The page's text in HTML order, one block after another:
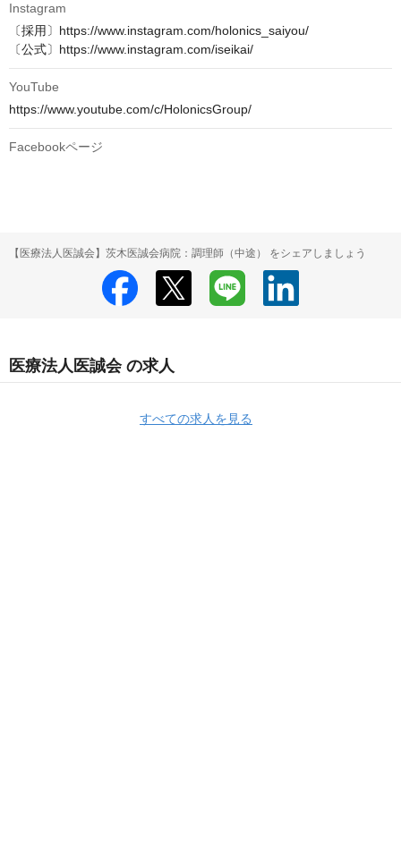
Instagram
〔採用〕https://www.instagram.com/holonics_saiyou/
〔公式〕https://www.instagram.com/iseikai/
YouTube
https://www.youtube.com/c/HolonicsGroup/
Facebookページ
【医療法人医誠会】茨木医誠会病院：調理師（中途） をシェアしましょう
医療法人医誠会 の求人
すべての求人を見る